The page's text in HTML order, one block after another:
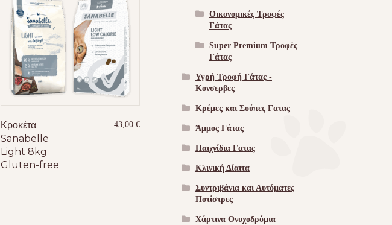
Κροκέτα
Sanabelle
Light 8kg
Gluten-free
43,00€
Οικονομικές Τροφές
Γάτας
Super Premium Τροφές
Γάτας
Υγρή Τροφή Γάτας -
Kονσερβες
Κρέμες και Σούπες Γατας
Άμμος Γάτας
Παιχνίδια Γατας
Κλινική Δίαιτα
Συντριβάνια και Αυτόματες
Ποτίστρες
Χάρτινα Ονυχοδρόμια